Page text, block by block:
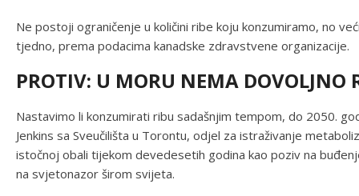
Ne postoji ograničenje u količini ribe koju konzumiramo, no
tjedno, prema podacima kanadske zdravstvene organizacije.
PROTIV: U MORU NEMA DOVOLJNO
Nastavimo li konzumirati ribu sadašnjim tempom, do 2050.
Jenkins sa Sveučilišta u Torontu, odjel za istraživanje
istočnoj obali tijekom devedesetih godina kao poziv na
na svjetonazor širom svijeta.